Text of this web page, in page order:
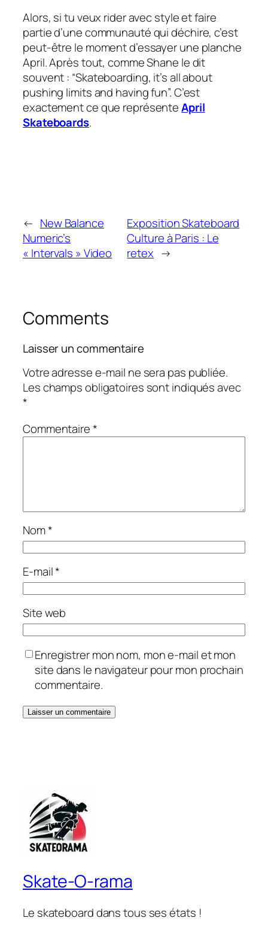
Alors, si tu veux rider avec style et faire
partie d’une communauté qui déchire, c’est
peut-être le moment d’essayer une planche
April. Après tout, comme Shane le dit
souvent : “Skateboarding, it’s all about
pushing limits and having fun”. C’est
exactement ce que représenteApril
Skateboards.
← New Balance
Numeric’s
« Intervals » Video
Exposition Skateboard
Culture à Paris : Le
retex →
Comments
Laisser un commentaire
Votre adresse e-mail ne sera pas publiée.
Les champs obligatoires sont indiqués avec
*
Commentaire*
Nom*
E-mail*
Site web
Enregistrer mon nom, mon e-mail et mon
site dans le navigateur pour mon prochain
commentaire.
Skate-O-rama
Le skateboard dans tous ses états !